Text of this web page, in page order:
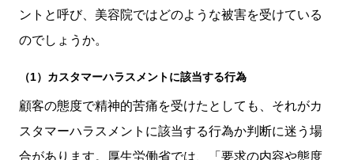
ントと呼び、美容院ではどのような被害を受けている
のでしょうか。
（1）カスタマーハラスメントに該当する行為
顧客の態度で精神的苦痛を受けたとしても、それがカ
スタマーハラスメントに該当する行為か判断に迷う場
合があります。厚生労働省では、「要求の内容や態度